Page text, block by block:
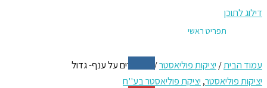
דילוג לתוכן
תפריט ראשי
עמוד הבית/ יציקות פוליאסטר/ 2 ציפורים על ענף- גדול
יציקות פוליאסטר, יציקת פוליאסטר בע''ח